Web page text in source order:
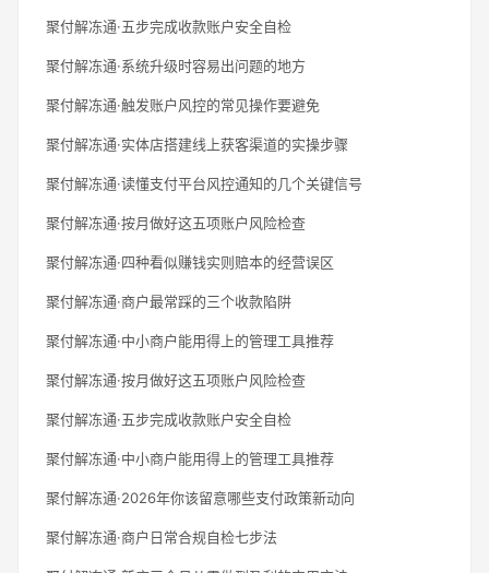
聚付解冻通·五步完成收款账户安全自检
聚付解冻通·系统升级时容易出问题的地方
聚付解冻通·触发账户风控的常见操作要避免
聚付解冻通·实体店搭建线上获客渠道的实操步骤
聚付解冻通·读懂支付平台风控通知的几个关键信号
聚付解冻通·按月做好这五项账户风险检查
聚付解冻通·四种看似赚钱实则赔本的经营误区
聚付解冻通·商户最常踩的三个收款陷阱
聚付解冻通·中小商户能用得上的管理工具推荐
聚付解冻通·按月做好这五项账户风险检查
聚付解冻通·五步完成收款账户安全自检
聚付解冻通·中小商户能用得上的管理工具推荐
聚付解冻通·2026年你该留意哪些支付政策新动向
聚付解冻通·商户日常合规自检七步法